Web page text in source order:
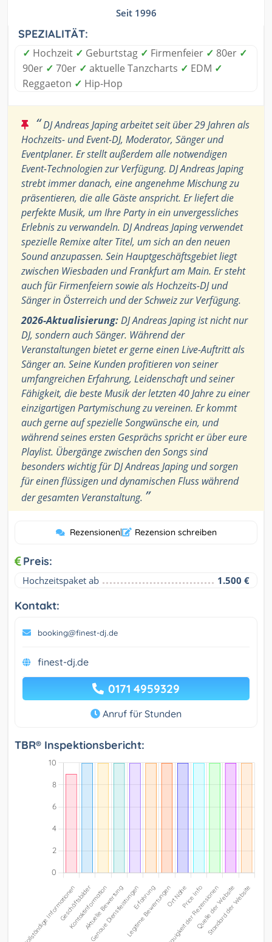
Seit 1996
SPEZIALITÄT:
✓ Hochzeit ✓ Geburtstag ✓ Firmenfeier ✓ 80er ✓
90er ✓ 70er ✓ aktuelle Tanzcharts ✓ EDM ✓
Reggaeton ✓ Hip-Hop
“DJ Andreas Japing arbeitet seit über 29 Jahren als
Hochzeits- und Event-DJ, Moderator, Sänger und
Eventplaner. Er stellt außerdem alle notwendigen
Event-Technologien zur Verfügung. DJ Andreas Japing
strebt immer danach, eine angenehme Mischung zu
präsentieren, die alle Gäste anspricht. Er liefert die
perfekte Musik, um Ihre Party in ein unvergessliches
Erlebnis zu verwandeln. DJ Andreas Japing verwendet
spezielle Remixe alter Titel, um sich an den neuen
Sound anzupassen. Sein Hauptgeschäftsgebiet liegt
zwischen Wiesbaden und Frankfurt am Main. Er steht
auch für Firmenfeiern sowie als Hochzeits-DJ und
Sänger in Österreich und der Schweiz zur Verfügung.
2026-Aktualisierung:DJ Andreas Japing ist nicht nur
DJ, sondern auch Sänger. Während der
Veranstaltungen bietet er gerne einen Live-Auftritt als
Sänger an. Seine Kunden profitieren von seiner
umfangreichen Erfahrung, Leidenschaft und seiner
Fähigkeit, die beste Musik der letzten 40 Jahre zu einer
einzigartigen Partymischung zu vereinen. Er kommt
auch gerne auf spezielle Songwünsche ein, und
während seines ersten Gesprächs spricht er über eure
Playlist. Übergänge zwischen den Songs sind
besonders wichtig für DJ Andreas Japing und sorgen
für einen flüssigen und dynamischen Fluss während
der gesamten Veranstaltung. ”
Rezensionen| Rezension schreiben
Preis:
Hochzeitspaket ab 1.500 €
Kontakt:
booking@finest-dj.de
finest-dj.de
0171 4959329
Anruf für Stunden
TBR® Inspektionsbericht: